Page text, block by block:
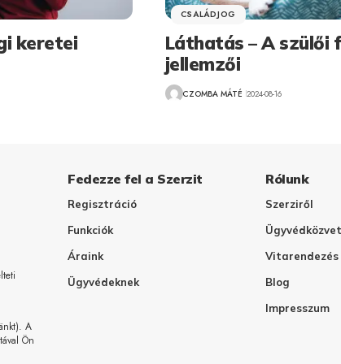
keretei
CSALÁDJOG
Láthatás – A szülői
jellemzői
CZOMBA MÁTÉ 2024-08-16
. A
Ön
Fedezze fel a Szerzit
Regisztráció
Funkciók
Áraink
Ügyvédeknek
Rólunk
Szerziről
Vitarendezés
Blog
Impresszum